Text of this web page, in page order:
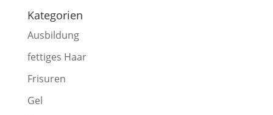
Kategorien
Ausbildung
fettiges Haar
Frisuren
Gel